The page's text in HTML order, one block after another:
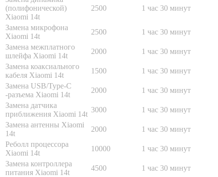
(полифонической)
Xiaomi 14t
2500 1 час 30 минут
Замена микрофона
Xiaomi 14t
2500
1 час 30 минут
Замена межплатного
шлейфа Xiaomi 14t
2000
1 час 30 минут
Замена коаксиального
кабеля Xiaomi 14t
1500
1 час 30 минут
Замена USB/Type-C
-разъема Xiaomi 14t
2000
1 час 30 минут
Замена датчика
приближения Xiaomi 14t
3000
1 час 30 минут
Замена антенны Xiaomi
14t
2000
1 час 30 минут
Реболл процессора
Xiaomi 14t
10000
1 час 30 минут
Замена контроллера
питания Xiaomi 14t
4500
1 час 30 минут